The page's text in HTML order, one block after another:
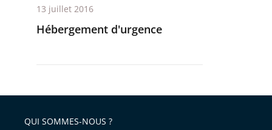
Hébergement d'urgence
13 juillet 2016
QUI SOMMES-NOUS ?